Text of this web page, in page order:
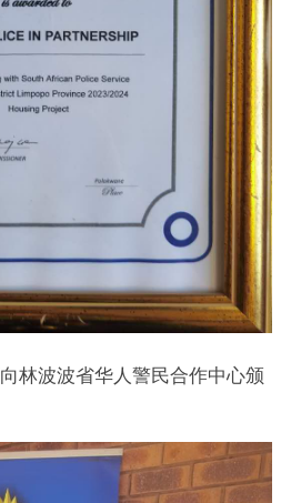
林波波省华人警民合作中心颁